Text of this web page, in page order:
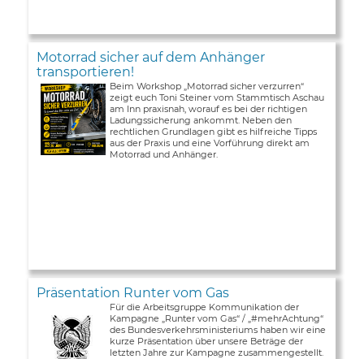
Motorrad sicher auf dem Anhänger
transportieren!
Beim Workshop „Motorrad sicher verzurren“
zeigt euch Toni Steiner vom Stammtisch Aschau
am Inn praxisnah, worauf es bei der richtigen
Ladungssicherung ankommt. Neben den
rechtlichen Grundlagen gibt es hilfreiche Tipps
aus der Praxis und eine Vorführung direkt am
Motorrad und Anhänger.
Präsentation Runter vom Gas
Für die Arbeitsgruppe Kommunikation der
Kampagne „Runter vom Gas“ / „#mehrAchtung“
des Bundesverkehrsministeriums haben wir eine
kurze Präsentation über unsere Beträge der
letzten Jahre zur Kampagne zusammengestellt.